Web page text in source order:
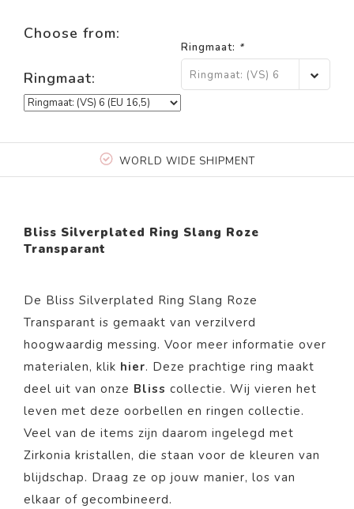
Choose from:
Ringmaat:
Ringmaat: *
Ringmaat: (VS) 6
WORLD WIDE SHIPMENT
Bliss Silverplated Ring Slang Roze
Transparant
De Bliss Silverplated Ring Slang Roze
Transparant is gemaakt van verzilverd
hoogwaardig messing. Voor meer informatie over
materialen, klik hier. Deze prachtige ring maakt
deel uit van onze Bliss collectie. Wij vieren het
leven met deze oorbellen en ringen collectie.
Veel van de items zijn daarom ingelegd met
Zirkonia kristallen, die staan voor de kleuren van
blijdschap. Draag ze op jouw manier, los van
elkaar of gecombineerd.